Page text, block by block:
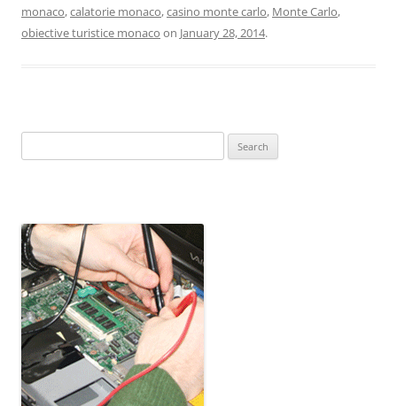
monaco,calatorie monaco,casino monte carlo, Monte Carlo,
obiective turistice monaco on January 28, 2014.
for: